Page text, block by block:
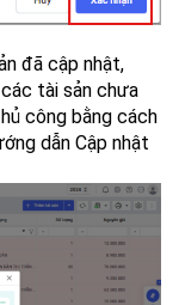
đã cập nhật,
tài sản chưa
công bằng cách
dẫn Cập nhật